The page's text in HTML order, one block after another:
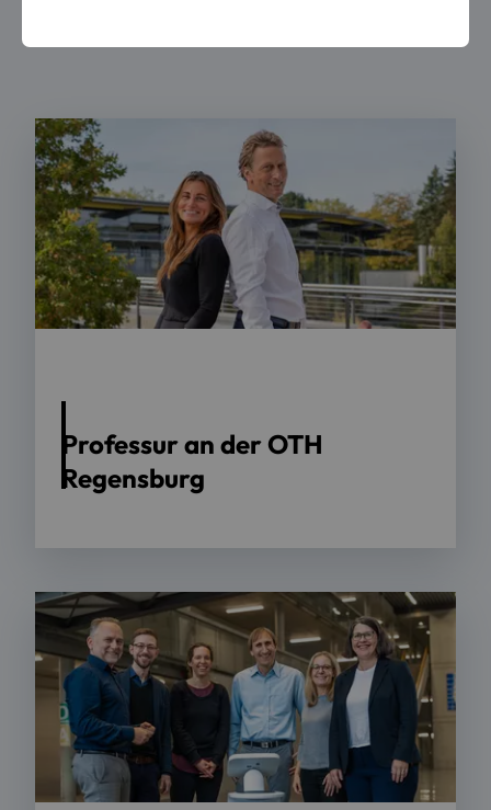
Professur an der OTH
Regensburg